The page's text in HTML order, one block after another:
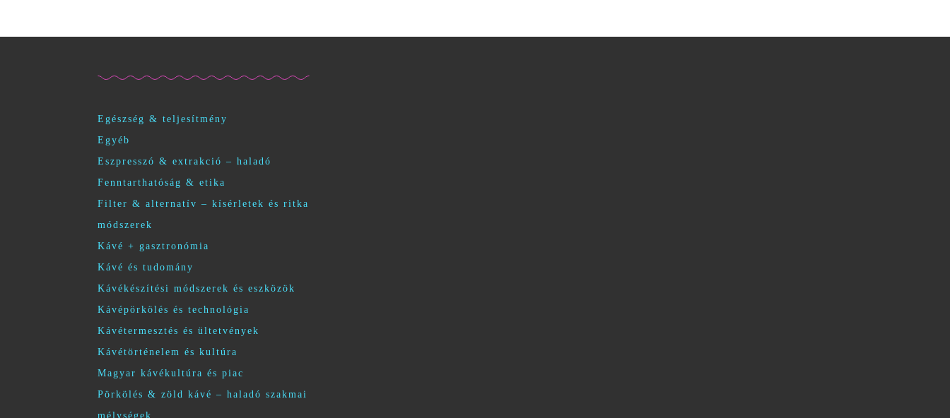
Egészség & teljesítmény
Egyéb
Eszpresszó & extrakció – haladó
Fenntarthatóság & etika
Filter & alternatív – kísérletek és ritka
módszerek
Kávé + gasztronómia
Kávé és tudomány
Kávékészítési módszerek és eszközök
Kávépörkölés és technológia
Kávétermesztés és ültetvények
Kávétörténelem és kultúra
Magyar kávékultúra és piac
Pörkölés & zöld kávé – haladó szakmai
mélységek